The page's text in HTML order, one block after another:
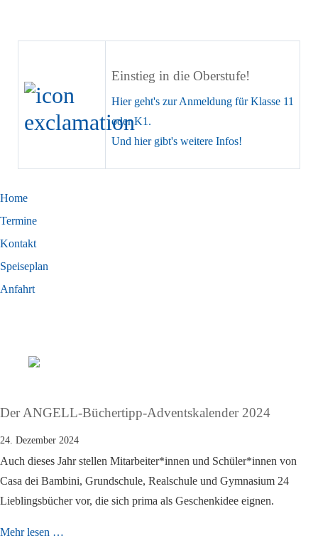
Einstieg in die Oberstufe!
Hiergeht's zur Anmeldung für Klasse 11
oder K1.
Und hiergibt's weitere Infos!
Home
Termine
Kontakt
Speiseplan
Anfahrt
Der ANGELL-Büchertipp-Adventskalender 2024
24. Dezember 2024
Auch dieses Jahr stellen Mitarbeiter*innen und Schüler*innen von
Casa dei Bambini, Grundschule, Realschule und Gymnasium 24
Lieblingsbücher vor, die sich prima als Geschenkidee eignen.
Mehr lesen …